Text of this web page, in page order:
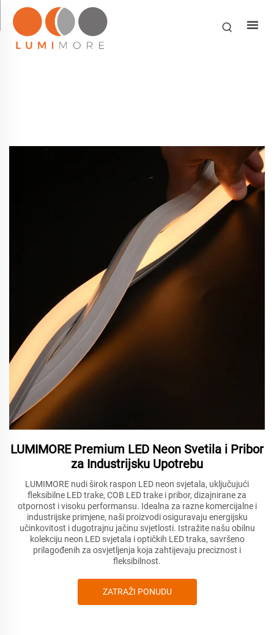
LUMIMORE Premium LED Neon Svetila i Pribor
za Industrijsku Upotrebu
LUMIMORE nudi širok raspon LED neon svjetala, uključujući
fleksibilne LED trake, COB LED trake i pribor, dizajnirane za
otpornost i visoku performansu. Idealna za razne komercijalne i
industrijske primjene, naši proizvodi osiguravaju energijsku
učinkovitost i dugotrajnu jačinu svjetlosti. Istražite našu obilnu
kolekciju neon LED svjetala i optičkih LED traka, savršeno
prilagođenih za osvjetljenja koja zahtijevaju preciznost i
fleksibilnost.
ZATRAŽI PONUDU